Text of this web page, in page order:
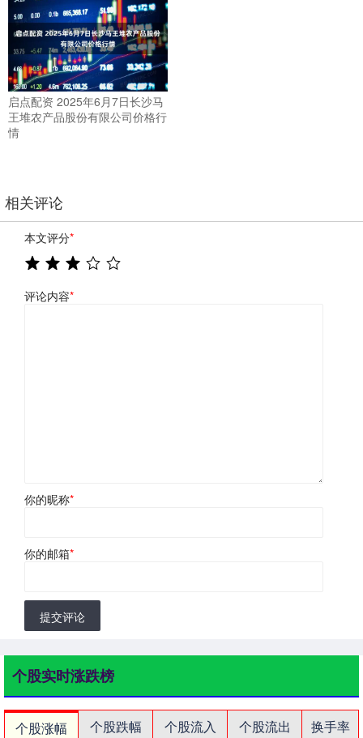
启点配资 2025年6月7日长沙马
王堆农产品股份有限公司价格行
情
相关评论
本文评分*
评论内容*
你的昵称*
你的邮箱*
提交评论
个股实时涨跌榜
个股涨幅 个股跌幅 个股流入 个股流出
换手率